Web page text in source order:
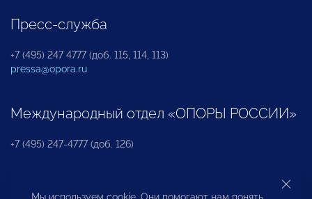
Пресс-служба
+7 (495) 247 4777 (доб. 115, 114, 113)
pressa@opora.ru
Международный отдел «ОПОРЫ РОССИИ»
+7 (495) 247-4777 (доб. 126)
Бюро по защите прав предпринимателей и
Мы используем cookie. Они помогают нам понять,